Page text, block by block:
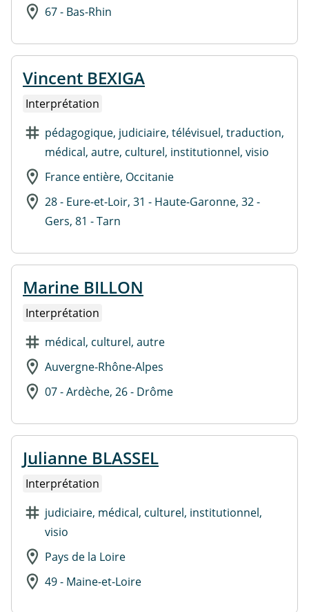
67 - Bas-Rhin
Vincent BEXIGA
Interprétation
pédagogique, judiciaire, télévisuel, traduction,
médical, autre, culturel, institutionnel, visio
France entière, Occitanie
28 - Eure-et-Loir, 31 - Haute-Garonne, 32 -
Gers, 81 - Tarn
Marine BILLON
Interprétation
médical, culturel, autre
Auvergne-Rhône-Alpes
07 - Ardèche, 26 - Drôme
Julianne BLASSEL
Interprétation
judiciaire, médical, culturel, institutionnel,
visio
Pays de la Loire
49 - Maine-et-Loire